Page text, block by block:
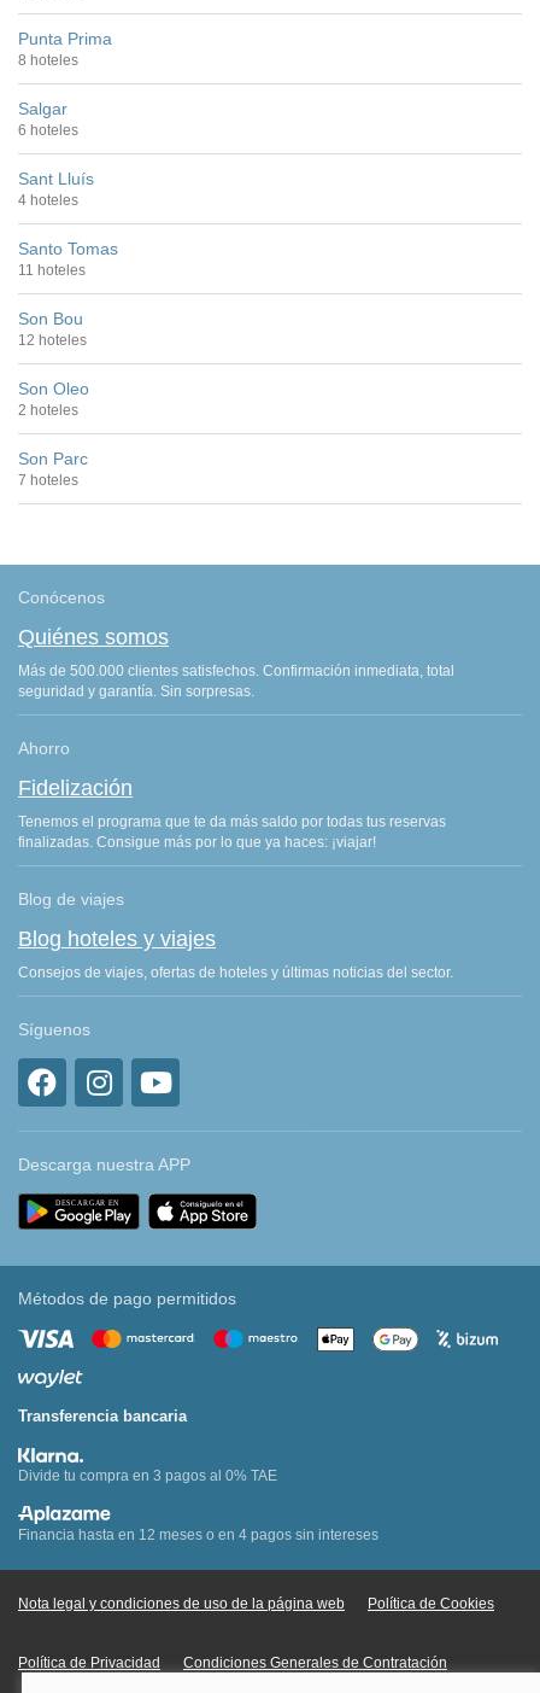
Punta Prima
8 hoteles
Salgar
6 hoteles
Sant Lluís
4 hoteles
Santo Tomas
11 hoteles
Son Bou
12 hoteles
Son Oleo
2 hoteles
Son Parc
7 hoteles
Conócenos
Quiénes somos
Más de 500.000 clientes satisfechos. Confirmación inmediata, total
seguridad y garantía. Sin sorpresas.
Ahorro
Fidelización
Tenemos el programa que te da más saldo por todas tus reservas
finalizadas. Consigue más por lo que ya haces: ¡viajar!
Blog de viajes
Blog hoteles y viajes
Consejos de viajes, ofertas de hoteles y últimas noticias del sector.
Síguenos
Descarga nuestra APP
Métodos de pago permitidos
Transferencia bancaria
Divide tu compra en 3 pagos al 0% TAE
Financia hasta en 12 meses o en 4 pagos sin intereses
Nota legal y condiciones de uso de la página web Política de Cookies
Política de Privacidad Condiciones Generales de Contratación